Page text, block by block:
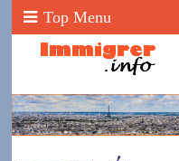
Top Menu